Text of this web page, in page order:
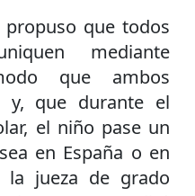
que todos
mediante
que ambos
y, que durante el
el niño pase un
en España o en
la jueza de grado